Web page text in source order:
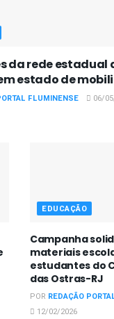
da rede estadual
estado de
FLUMINENSE 06/
EDUCAÇÃO
Campanha
materiais
estudantes do
das Ostras-RJ
POR REDAÇÃO
12/02/2026